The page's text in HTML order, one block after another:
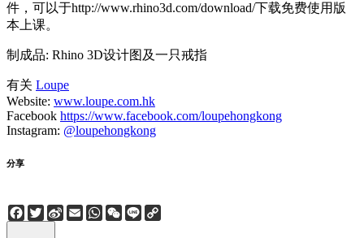
件，可以于http://www.rhino3d.com/download/下载免费使用版
本上课。
制成品: Rhino 3D设计图及一只戒指
有关 Loupe
Website: www.loupe.com.hk
Facebook https://www.facebook.com/loupehongkong
Instagram: @loupehongkong
分享
Facebook
Twitter
Sina
Weibo
EmailWhatsApp
WeChat
Line